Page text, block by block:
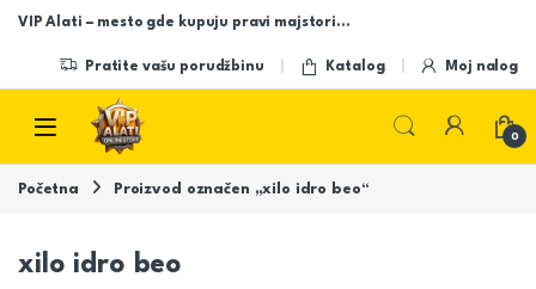
Skip to navigation
Skip to content
VIP Alati – mesto gde kupuju pravi majstori…
Pratite vašu porudžbinu Katalog Moj nalog
Open
0
Početna Proizvod označen „xilo idro beo“
xilo idro beo